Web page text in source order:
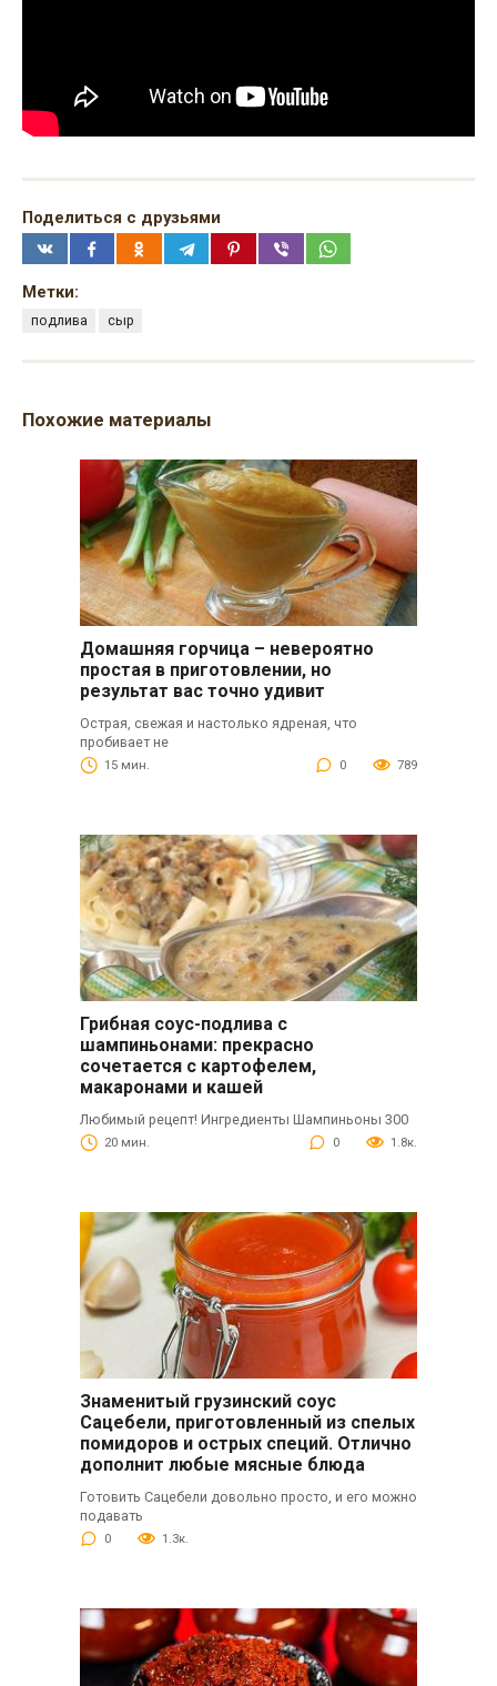
Поделиться с друзьями
Метки:
подлива сыр
Похожие материалы
Домашняя горчица – невероятно
простая в приготовлении, но
результат вас точно удивит
Острая, свежая и настолько ядреная, что
пробивает не
15 мин. 0 789
Грибная соус-подлива с
шампиньонами: прекрасно
сочетается с картофелем,
макаронами и кашей
Любимый рецепт! Ингредиенты Шампиньоны 300
20 мин. 0 1.8к.
Знаменитый грузинский соус
Сацебели, приготовленный из спелых
помидоров и острых специй. Отлично
дополнит любые мясные блюда
Готовить Сацебели довольно просто, и его можно
подавать
0 1.3к.